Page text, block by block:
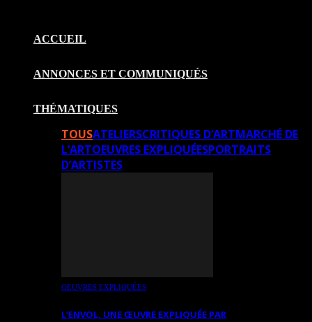
ACCUEIL
ANNONCES ET COMMUNIQUÉS
THÉMATIQUES
TOUSATELIERSCRITIQUES D’ARTMARCHÉ DE
L’ARTOEUVRES EXPLIQUÉESPORTRAITS
D’ARTISTES
OEUVRES EXPLIQUÉES
L’ENVOL, UNE ŒUVRE EXPLIQUÉE PAR